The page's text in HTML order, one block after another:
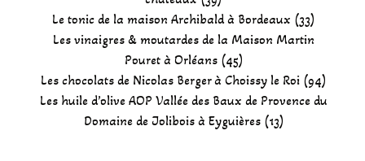
Le tonic de la maison Archibald à Bordeaux (33)
Les vinaigres & moutardes de la Maison Martin
Pouret à Orléans (45)
Les chocolats de Nicolas Berger à Choissy le Roi (94)
Les huile d’olive AOP Vallée des Baux de Provence du
Domaine de Jolibois à Eyguières (13)